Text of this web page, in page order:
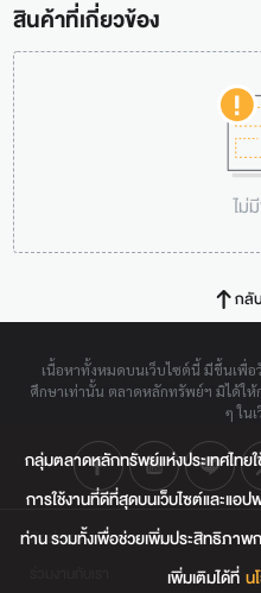
สินค้าที่เกี่ยวข้อง
ไม่
กลั
เนื้อหาทั้งหมดบนเว็บไซต์นี้ มีขึ้นเพื่อ
ศึกษาเท่านั้น ตลาดหลักทรัพย์ฯ มิได้ใ
ๆ ใน
ติดต่อเรา
กลุ่มตลาดหลักทรัพย์แห่งประเทศไท
การใช้งานที่ดีที่สุดบนเว็บไซต์และแอ
ท่าน รวมทั้งเพื่อช่วยเพิ่มประสิทธิภาพ
เพิ่มเติมได้ที่ น